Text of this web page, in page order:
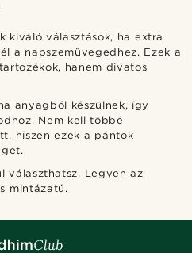
kiváló választások, ha extra
a napszemüvegedhez. Ezek a
hanem divatos
anyagból készülnek, így
Nem kell többé
hiszen ezek a pántok
választhatsz. Legyen az
mintázatú.